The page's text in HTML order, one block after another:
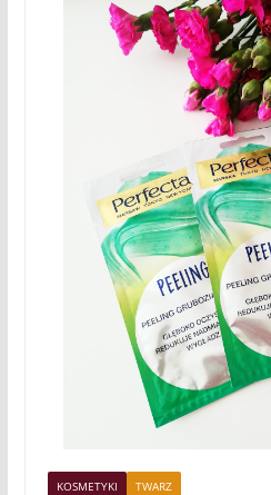
KOSMETYKI TWARZ